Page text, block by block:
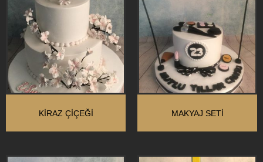
KIRAZ ÇIÇEĞI MAKYAJ SETİ